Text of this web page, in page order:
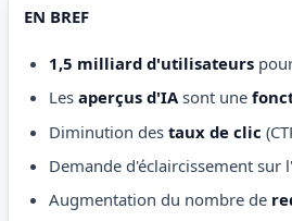
EN BREF
1,5 milliard d'utilisateurs
Les aperçus d'IAsont une
Diminution des taux de clic
Demande d'éclaircissement sur
Augmentation du nombre de